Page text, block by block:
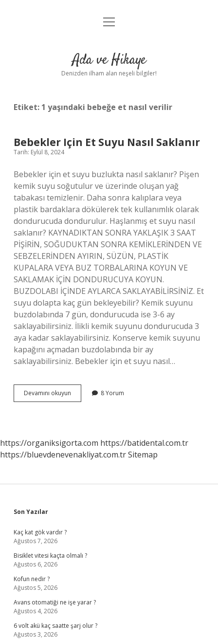
Anasayfa
Yasal Uyarı
menüyü
Ada ve Hikaye
Denizden ilham alan neşeli bilgiler!
Etiket: 1 yaşındaki bebeğe et nasıl verilir
Bebekler Için Et Suyu Nasıl Saklanır
Tarih: Eylül 8, 2024
Bebekler için et suyu buzlukta nasıl saklanır? Pişen
kemik suyu soğutulur ve üzerinde oluşan yağ
tabakası temizlenir. Daha sonra kalıplara veya
plastik bardaklara dökülerek tek kullanımlık olarak
dondurucuda dondurulur. Haşlanmış et suyu nasıl
saklanır? KAYNADIKTAN SONRA YAKLAŞIK 3 SAAT
PİŞİRİN, SOĞUDUKTAN SONRA KEMİKLERİNDEN VE
SEBZELERİNDEN AYIRIN, SÜZÜN, PLASTİK
KUPALARA VEYA BUZ TORBALARINA KOYUN VE
SAKLAMAK İÇİN DONDURUCUYA KOYUN.
BUZDOLABI İÇİNDE AYLARCA SAKLAYABİLİRSİNİZ. Et
suyu dolapta kaç gün bekleyebilir? Kemik suyunu
buzdolabında 7 gün, dondurucuda ise 3-6 ay
saklayabilirsiniz. İlikli kemik suyunu dondurucuda 3
aya kadar saklayabilirsiniz. Konserve kemik suyunu
kapağını açmadan buzdolabında bir ay
saklayabilirsiniz. Bebekler için et suyu nasıl…
Devamını okuyun Bebekler
Için
8 Yorum
https://organiksigorta.com https://batidental.com.tr
https://bluevdenevenakliyat.com.trSitemap
Sidebar
Son Yazılar
Kaç kat gök vardır ?
Ağustos 7, 2026
Bisiklet vitesi kaçta olmalı ?
Ağustos 6, 2026
Kofun nedir ?
Ağustos 5, 2026
Avans otomatiği ne işe yarar ?
Ağustos 4, 2026
6 volt akü kaç saatte şarj olur ?
Ağustos 3, 2026